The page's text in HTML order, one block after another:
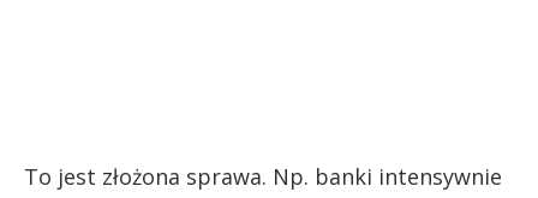
To jest złożona sprawa. Np. banki intensywnie